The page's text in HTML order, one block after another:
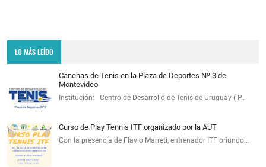
LO MÁS LEÍDO
Canchas de Tenis en la Plaza de Deportes Nº 3 de
Montevideo
Institución: Centro de Desarrollo de Tenis de Uruguay ( P…
Curso de Play Tennis ITF organizado por la AUT
Con la presencia de Flavio Marreti, entrenador ITF oriundo…